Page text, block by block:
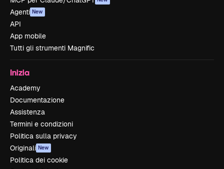
Agenti New
API
App mobile
Tutti gli strumenti Magnific
Inizia
Academy
Documentazione
Assistenza
Termini e condizioni
Politica sulla privacy
Originali New
Politica dei cookie